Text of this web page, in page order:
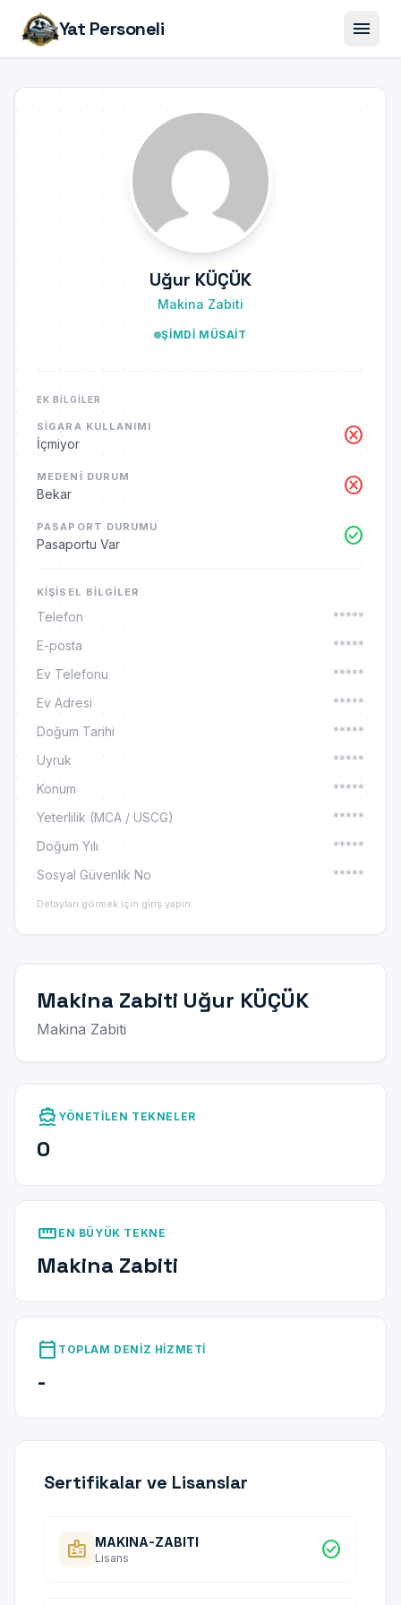
Yat Personeli menu
Uğur KÜÇÜK
Makina Zabiti
ŞIMDI MÜSAIT
EK BILGILER
SIGARA KULLANIMI
İçmiyor cancel
MEDENI DURUM
Bekar cancel
PASAPORT DURUMU
Pasaportu Var check_circle
KIŞISEL BILGILER
Telefon
*****
E-posta
*****
Ev Telefonu
*****
Ev Adresi
*****
Doğum Tarihi
*****
Uyruk
*****
Konum
*****
Yeterlilik (MCA / USCG)
*****
Doğum Yılı
*****
Sosyal Güvenlik No
*****
Detayları görmek için giriş yapın.
Makina Zabiti Uğur KÜÇÜK
Makina Zabiti
directions_boat YÖNETILEN TEKNELER
0
straighten EN BÜYÜK TEKNE
Makina Zabiti
calendar_today TOPLAM DENIZ HIZMETI
-
Sertifikalar ve Lisanslar
badge MAKINA-ZABITI
Lisans check_circle